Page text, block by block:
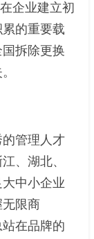
企业建立初
的重要载
拆除更换
管理人才
、湖北、
中小企业
限商
在品牌的